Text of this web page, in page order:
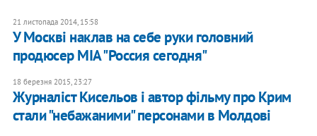
21 листопада 2014, 15:58
У Москві наклав на себе руки головний
продюсер МІА "Россия сегодня"
18 березня 2015, 23:27
Журналіст Кисельов і автор фільму про Крим
стали "небажаними" персонами в Молдові